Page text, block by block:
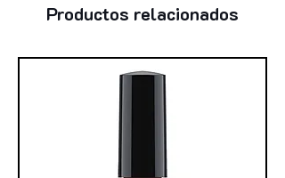
Productos relacionados